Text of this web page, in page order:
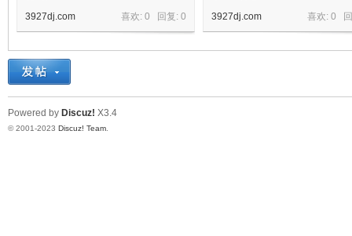
喜欢: 0 回复: 0
3927dj.com
喜欢: 0
3927dj.com
Powered by Discuz! X3.4
© 2001-2023 Discuz! Team.